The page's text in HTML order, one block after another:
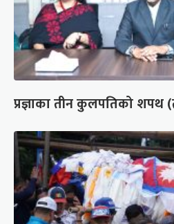
प्रज्ञाका तीन कुलपतिको शपथ